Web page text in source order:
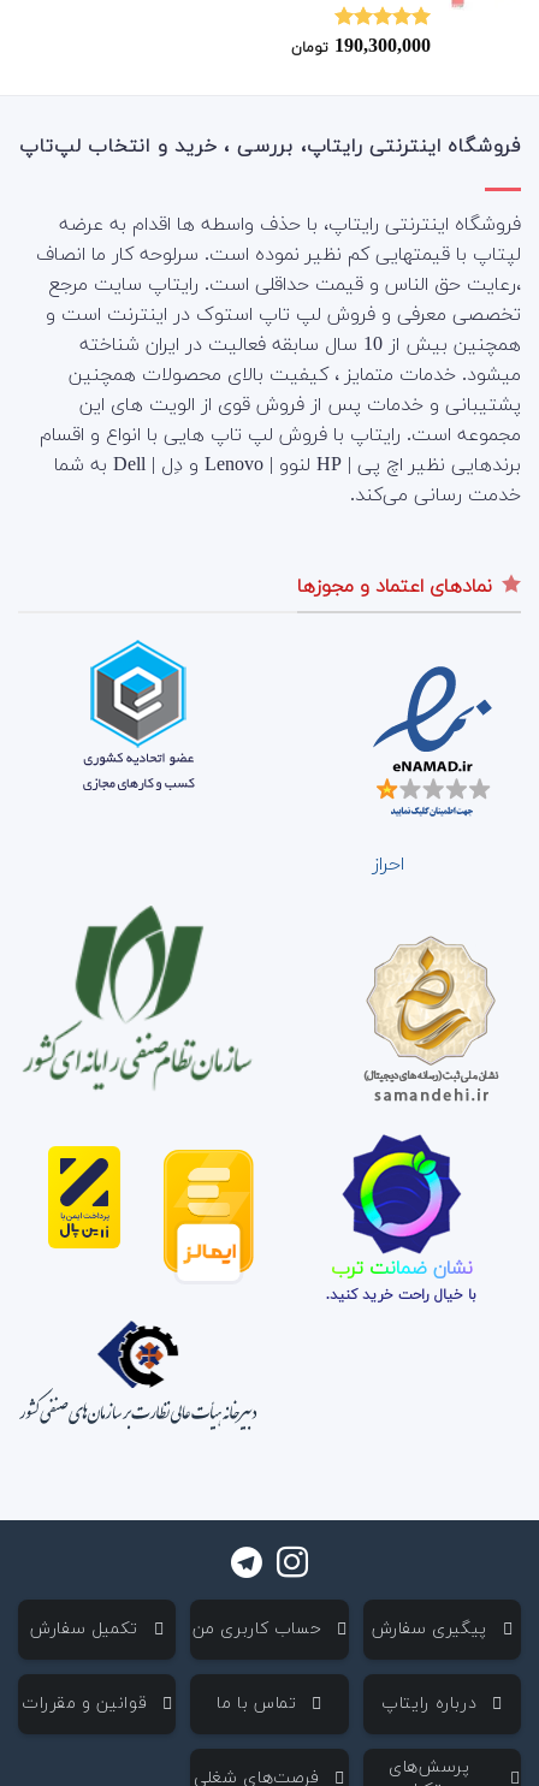
نمره5.00
190,300,000 تومان
فروشگاه اینترنتی رایتاپ، بررسی ، خرید و انتخاب لپ‌تاپ
فروشگاه اینترنتی رایتاپ، با حذف واسطه ها اقدام به عرضه
لپتاپ با قیمتهایی کم نظیر نموده است. سرلوحه کار ما انصاف
،رعایت حق الناس و قیمت حداقلی است. رایتاپ سایت مرجع
تخصصی معرفی و فروش لپ تاپ استوک در اینترنت است و
همچنین بیش از 10 سال سابقه فعالیت در ایران شناخته
میشود. خدمات متمایز ، کیفیت بالای محصولات همچنین
پشتیبانی و خدمات پس از فروش قوی از الویت های این
مجموعه است. رایتاپ با فروش لپ تاپ هایی با انواع و اقسام
برندهایی نظیر اچ پی | HP لنوو | Lenovo و دِل | Dell به شما
خدمت رسانی می‌کند.
نمادهای اعتماد و مجوزها
احراز
نشان ضمانت ترب
با خیال راحت خرید کنید.
‌ پیگیری سفارش ‌ حساب کاربری من ‌ تکمیل سفارش
‌ درباره رایتاپ ‌ تماس با ما ‌ قوانین و مقررات
‌ پرسش‌های
‌ فرصت‌های شغلی